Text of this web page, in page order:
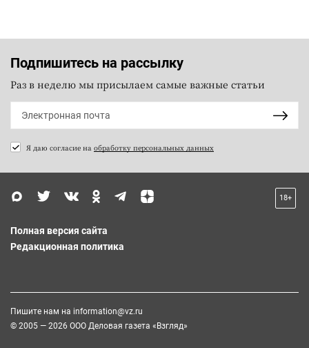
Подпишитесь на рассылку
Раз в неделю мы присылаем самые важные статьи
Я даю согласие на обработку персональных данных
18+
Полная версия сайта
Редакционная политика
Пишите нам на information@vz.ru
© 2005 — 2026 ООО Деловая газета «Взгляд»